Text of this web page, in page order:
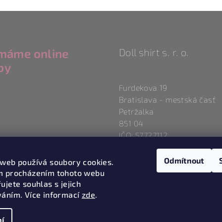
používá soubory cookies.
procházením tohoto webu
souhlas s jejich
Více informací zde.
Odmítnout
online
Doll shirt s. r. o.
Furdekova 19
Bratislava - mestská časť
Petržalka
851 04
IČO: 57727112